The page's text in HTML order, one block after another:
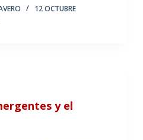
12 OCTUBRE
y el